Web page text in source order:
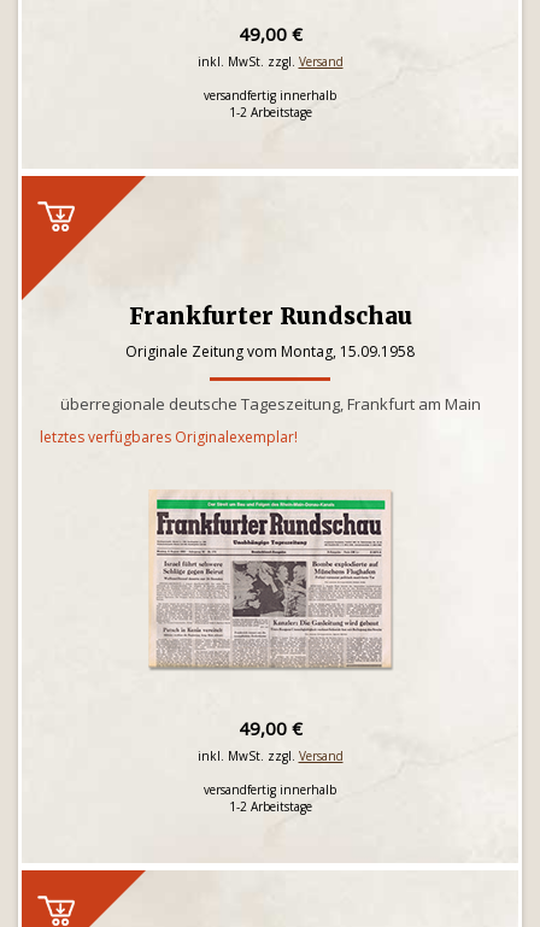
49,00 €
inkl. MwSt. zzgl. Versand
versandfertig innerhalb
1-2 Arbeitstage
Frankfurter Rundschau
Originale Zeitung vom Montag, 15.09.1958
überregionale deutsche Tageszeitung, Frankfurt am Main
letztes verfügbares Originalexemplar!
49,00 €
inkl. MwSt. zzgl. Versand
versandfertig innerhalb
1-2 Arbeitstage